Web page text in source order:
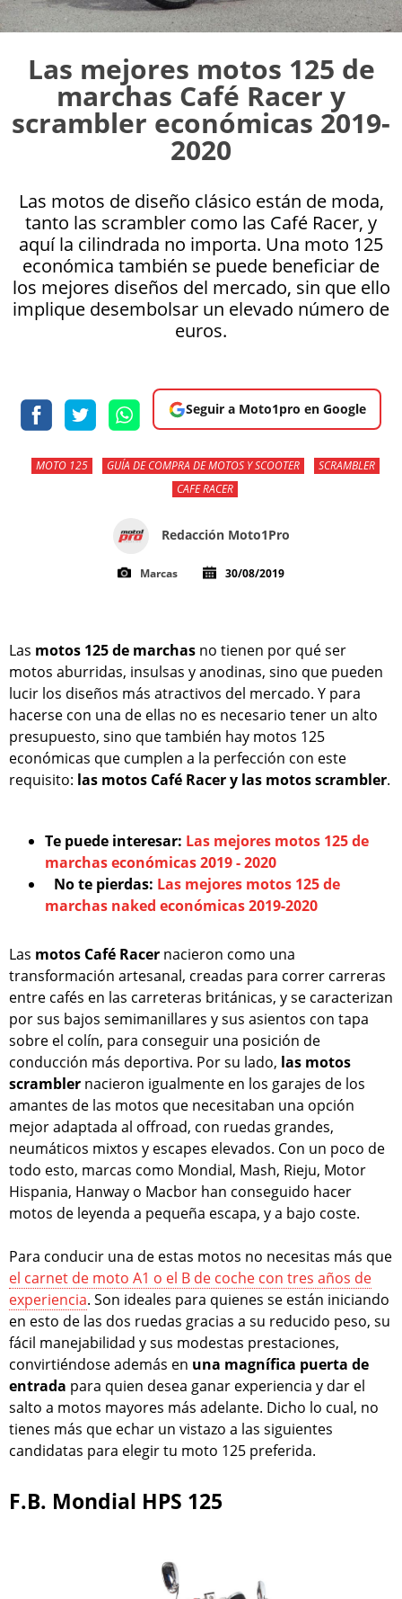
Las mejores motos 125 de
marchas Café Racer y
scrambler económicas 2019-
2020
Las motos de diseño clásico están de moda,
tanto las scrambler como las Café Racer, y
aquí la cilindrada no importa. Una moto 125
económica también se puede beneficiar de
los mejores diseños del mercado, sin que ello
implique desembolsar un elevado número de
euros.
Seguir a Moto1pro en Google
MOTO 125 GUÍA DE COMPRA DE MOTOS Y SCOOTER
SCRAMBLER
CAFE RACER
Redacción Moto1Pro
Marcas 30/08/2019
Las motos 125 de marchas no tienen por qué ser
motos aburridas, insulsas y anodinas, sino que pueden
lucir los diseños más atractivos del mercado. Y para
hacerse con una de ellas no es necesario tener un alto
presupuesto, sino que también hay motos 125
económicas que cumplen a la perfección con este
requisito: las motos Café Racer y las motos scrambler.
Te puede interesar: Las mejores motos 125 de
marchas económicas 2019 - 2020
No te pierdas: Las mejores motos 125 de
marchas naked económicas 2019-2020
Las motos Café Racer nacieron como una
transformación artesanal, creadas para correr carreras
entre cafés en las carreteras británicas, y se caracterizan
por sus bajos semimanillares y sus asientos con tapa
sobre el colín, para conseguir una posición de
conducción más deportiva. Por su lado, las motos
scrambler nacieron igualmente en los garajes de los
amantes de las motos que necesitaban una opción
mejor adaptada al offroad, con ruedas grandes,
neumáticos mixtos y escapes elevados. Con un poco de
todo esto, marcas como Mondial, Mash, Rieju, Motor
Hispania, Hanway o Macbor han conseguido hacer
motos de leyenda a pequeña escapa, y a bajo coste.
Para conducir una de estas motos no necesitas más que
el carnet de moto A1 o el B de coche con tres años de
experiencia. Son ideales para quienes se están iniciando
en esto de las dos ruedas gracias a su reducido peso, su
fácil manejabilidad y sus modestas prestaciones,
convirtiéndose además en una magnífica puerta de
entrada para quien desea ganar experiencia y dar el
salto a motos mayores más adelante. Dicho lo cual, no
tienes más que echar un vistazo a las siguientes
candidatas para elegir tu moto 125 preferida.
F.B. Mondial HPS 125